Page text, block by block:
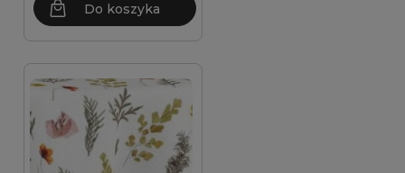
Do koszyka